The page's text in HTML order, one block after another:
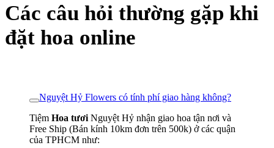
Các câu hỏi thường gặp khi
đặt hoa online
Nguyệt Hỷ Flowers có tính phí giao hàng không?
Tiệm Hoa tươi Nguyệt Hỷ nhận giao hoa tận nơi và
Free Ship (Bán kính 10km đơn trên 500k) ở các quận
của TPHCM như: